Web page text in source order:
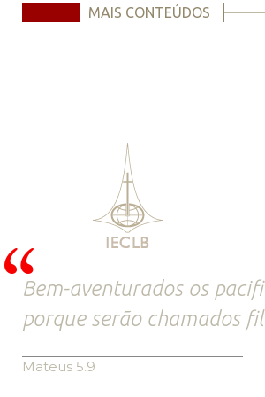
MAIS CONTEÚDOS
Bem-aventurados os
porque serão chamados
Mateus 5.9